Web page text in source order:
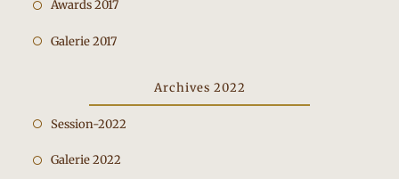
Awards 2017Opent
Galerie 2017Opent
nieuwe
tab
Archives 2022
Session-2022
Galerie 2022